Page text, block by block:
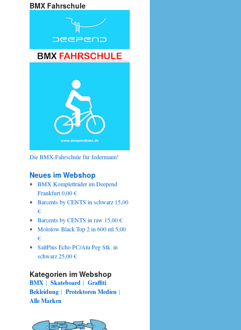
BMX Fahrschule
Die BMX-Fahrschule für Jedermann!
Neues im Webshop
BMX Kompletträder im Deepend
Frankfurt 0,00 €
Barcents by CENTS in schwarz 15,00
€
Barcents by CENTS in raw 15,00 €
Molotow Black Top 2 in 600 ml 5,00
€
SaltPlus Echo PC/Alu Peg Stk. in
schwarz 25,00 €
Kategorien im Webshop
BMX | Skateboard | Graffiti
Bekleidung | ProtektorenMedien |
Alle Marken